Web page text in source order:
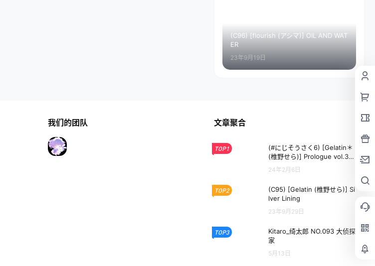
(C96) [flourish (アシマ)] OIL AND WAT
ER
23年9月19日
我们的团队 文章聚合
TOP1
(#にじそうさく6) [Gelatin＊
(椎野せら)] Prologue vol.3
(にじさんじ)
24年2月6日
TOP2
(C95) [Gelatin (椎野せら)] Si
lver Lining
23年9月29日
TOP3
Kitaro_绮太郎 NO.093 大侦探
家
5月13日